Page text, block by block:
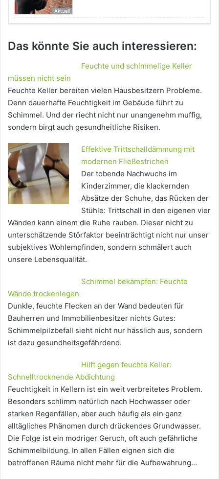
Aktuell
Das könnte Sie auch interessieren:
Feuchte und schimmelige Keller
müssen nicht sein
Feuchte Keller bereiten vielen Hausbesitzern Probleme.
Denn dauerhafte Feuchtigkeit im Gebäude führt zu
Schimmel. Und der riecht nicht nur unangenehm muffig,
sondern birgt auch gesundheitliche Risiken.
Effektive Trittschalldämmung mit
modernen Fließestrichen
Der tobende Nachwuchs im
Kinderzimmer, die klackernden
Absätze der Schuhe, das Rücken der
Stühle: Trittschall in den eigenen vier
Wänden kann einem die Ruhe rauben. Dieser nicht zu
unterschätzende Störfaktor beeinträchtigt nicht nur unser
subjektives Wohlempfinden, sondern schmälert auch
unsere Lebensqualität.
Schimmel bekämpfen: Feuchte
Wände trockenlegen
Dunkle, feuchte Flecken an der Wand bedeuten für
Bauherren und Immobilienbesitzer nichts Gutes:
Schimmelpilzbefall sieht nicht nur hässlich aus, sondern
ist dazu gesundheitsgefährdend.
Hilft gegen feuchte Keller:
Schnelltrocknende Abdichtung
Feuchtigkeit in Kellern ist ein weit verbreitetes Problem.
Besonders schlimm natürlich nach Hochwasser oder
starken Regenfällen, aber auch häufig als ein ganz
alltägliches Phänomen durch drückendes Grundwasser.
Die Folge ist ein modriger Geruch, oft auch gefährliche
Schimmelbildung. In allen Fällen eignen sich die
betroffenen Räume nicht mehr für die Aufbewahrung…